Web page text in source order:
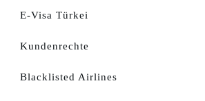
E-Visa Türkei
Kundenrechte
Blacklisted Airlines